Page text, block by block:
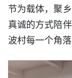
节为载体，聚
真诚的方式陪
波村每一个角落